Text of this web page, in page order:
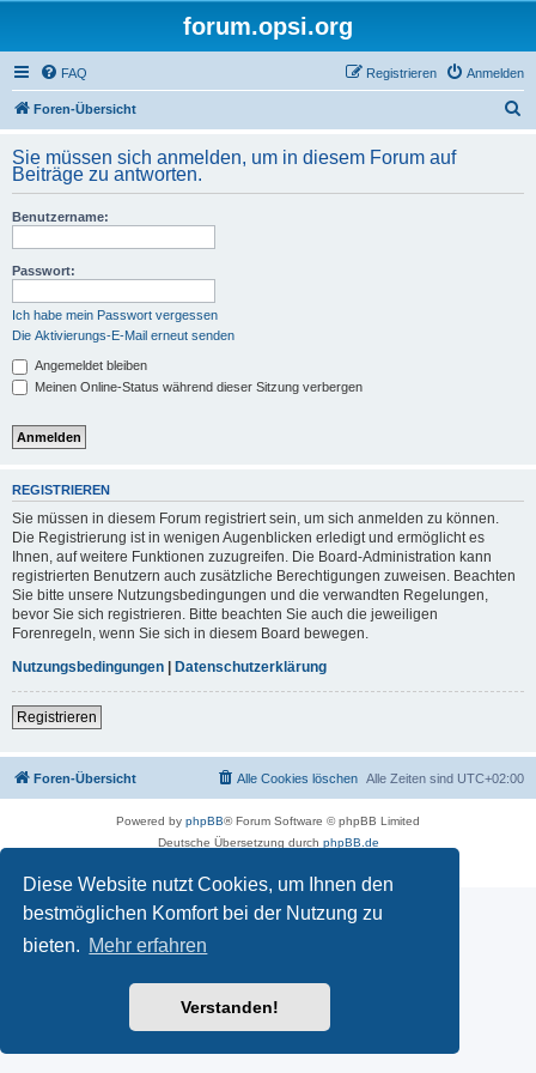
Diese Website nutzt Cookies, um Ihnen den
bestmöglichen Komfort bei der Nutzung zu
bieten. Mehr erfahren
Verstanden!
forum.opsi.org
FAQ Anmelden
Registrieren
Foren-Übersicht
h
Sie müssen sich anmelden, um in diesem Forum auf
Beiträge zu antworten.
Benutzername:
Passwort:
Ich habe mein Passwort vergessen
Die Aktivierungs-E-Mail erneut senden
Angemeldet bleiben
Meinen Online-Status während dieser Sitzung verbergen
REGISTRIEREN
Sie müssen in diesem Forum registriert sein, um sich anmelden zu können.
Die Registrierung ist in wenigen Augenblicken erledigt und ermöglicht es
Ihnen, auf weitere Funktionen zuzugreifen. Die Board-Administration kann
registrierten Benutzern auch zusätzliche Berechtigungen zuweisen. Beachten
Sie bitte unsere Nutzungsbedingungen und die verwandten Regelungen,
bevor Sie sich registrieren. Bitte beachten Sie auch die jeweiligen
Forenregeln, wenn Sie sich in diesem Board bewegen.
Nutzungsbedingungen | Datenschutzerklärung
Registrieren
Foren-Übersicht Alle Zeiten sind UTC+02:00
Alle Cookies löschen
Powered by phpBB® Forum Software © phpBB Limited
Deutsche Übersetzung durch phpBB.de